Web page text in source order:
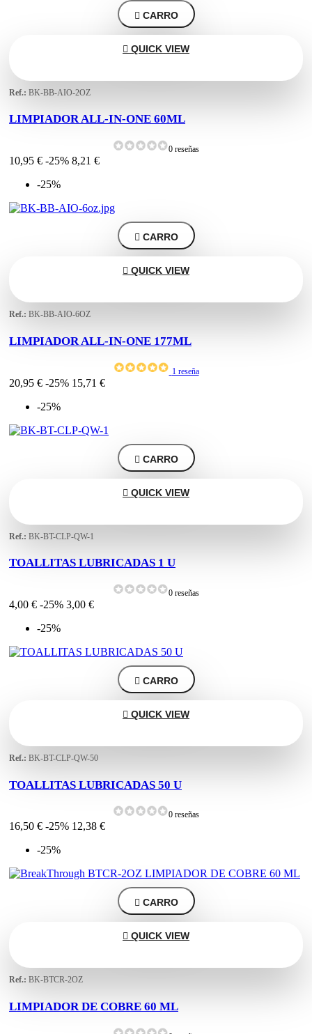
 CARRO
 QUICK VIEW
Ref.: BK-BB-AIO-2OZ
LIMPIADOR ALL-IN-ONE 60ML
0 reseñas
10,95 € -25% 8,21 €
-25%
 CARRO
 QUICK VIEW
Ref.: BK-BB-AIO-6OZ
LIMPIADOR ALL-IN-ONE 177ML
1 reseña
20,95 € -25% 15,71 €
-25%
 CARRO
 QUICK VIEW
Ref.: BK-BT-CLP-QW-1
TOALLITAS LUBRICADAS 1 U
0 reseñas
4,00 € -25% 3,00 €
-25%
 CARRO
 QUICK VIEW
Ref.: BK-BT-CLP-QW-50
TOALLITAS LUBRICADAS 50 U
0 reseñas
16,50 € -25% 12,38 €
-25%
 CARRO
 QUICK VIEW
Ref.: BK-BTCR-2OZ
LIMPIADOR DE COBRE 60 ML